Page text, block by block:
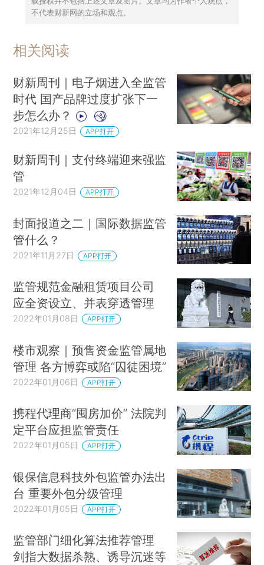
不代表财新网的立场和观点。
相关阅读
财新周刊｜电子烟进入全监管
时代 国产品牌过度扩张下一
步怎么办？
2021年12月25日 APP打开
财新周刊｜支付终端迎来强监
管
2021年12月04日 APP打开
封面报道之二｜国际数据监管
管什么？
2021年11月27日 APP打开
监管规范金融租赁项目公司
应全资设立、并表穿透管理
2022年01月08日 APP打开
楼市观察｜预售资金监管属地
管理 各方博弈或陷“囚徒困境”
2022年01月06日 APP打开
携程代理商“囤房加价” 法院判
定平台应担监管责任
2022年01月05日 APP打开
银保信息科技外包监管办法出
台 重要外包分级管理
2022年01月05日 APP打开
监管部门细化算法推荐管理
剑指大数据杀熟、诱导沉迷等